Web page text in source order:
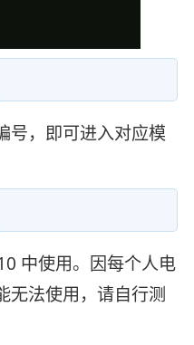
号，即可进入对应模
中使用。因每个人电
无法使用，请自行测